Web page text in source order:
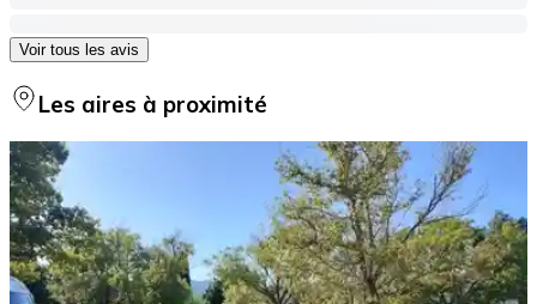
Voir tous les avis
Les aires à proximité